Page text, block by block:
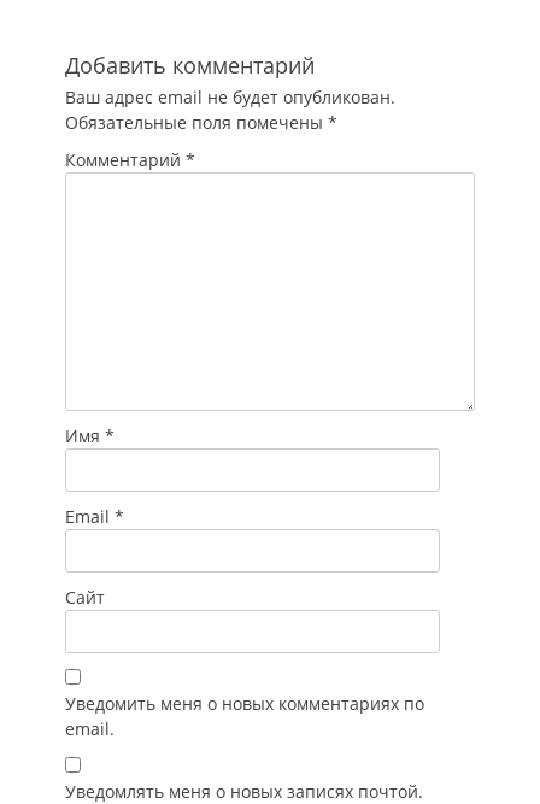
рассказывает
«Парламентская…
Добавить комментарий
Ваш адрес email не будет опубликован.
Обязательные поля помечены *
Комментарий *
Имя *
Email *
Сайт
Уведомить меня о новых комментариях по
email.
Уведомлять меня о новых записях почтой.